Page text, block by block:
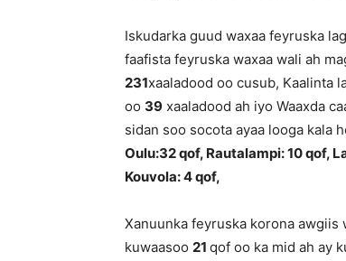
Iskudarka guud waxaa feyruska
faafista feyruska waxaa wali ah
231xaaladood oo cusub, Kaalinta
oo 39 xaaladood ah iyo Waaxda
sidan soo socota ayaa looga kala
Oulu:32 qof, Rautalampi: 10 qof,
Kouvola: 4 qof,
Xanuunka feyruska korona awgiis
kuwaasoo 21 qof oo ka mid ah ay